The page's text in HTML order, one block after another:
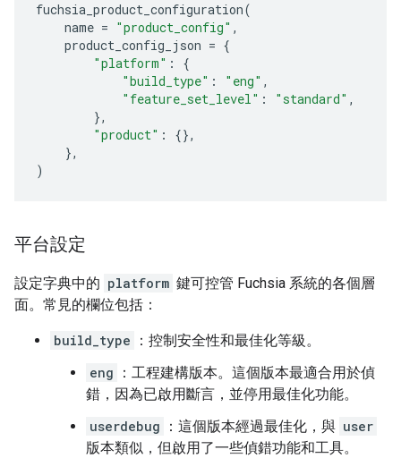
fuchsia_product_configuration(
name = "product_config" ,
product_config_json = {
"platform" :
{
"build_type" : "eng" ,
"feature_set_level" : "standard" ,
},
"product" :
{},
},
)
平台設定
設定字典中的 platform 鍵可控管 Fuchsia 系統的各個層
面。常見的欄位包括：
build_type
：控制安全性和最佳化等級。
eng
：工程建構版本。這個版本最適合用於偵
錯，因為已啟用斷言，並停用最佳化功能。
userdebug
：這個版本經過最佳化，與 user
版本類似，但啟用了一些偵錯功能和工具。